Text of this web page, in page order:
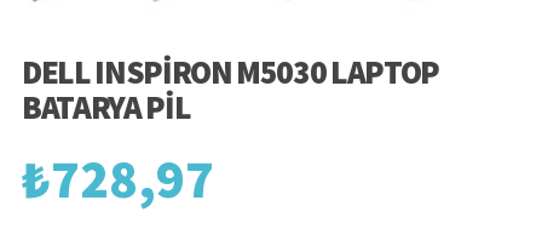
DELL INSPIRON M5030 LAPTOP
BATARYA PIL
₺728,97